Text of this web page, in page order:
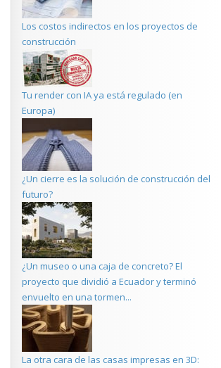
Los costos indirectos en los proyectos de
construcción
Tu render con IA ya está regulado (en
Europa)
¿Un cierre es la solución de construcción del
futuro?
¿Un museo o una caja de concreto? El
proyecto que dividió a Ecuador y terminó
envuelto en una tormen...
La otra cara de las casas impresas en 3D: